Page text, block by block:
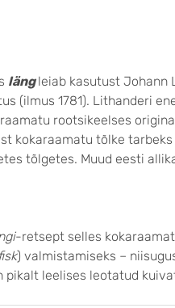
längleiab kasutust Johann
(ilmus 1781). Lithanderi
rootsikeelses
kokaraamatu tõlke
tõlgetes. Muud eesti
-retsept selles
) valmistamiseks –
pikalt leelises leotatud